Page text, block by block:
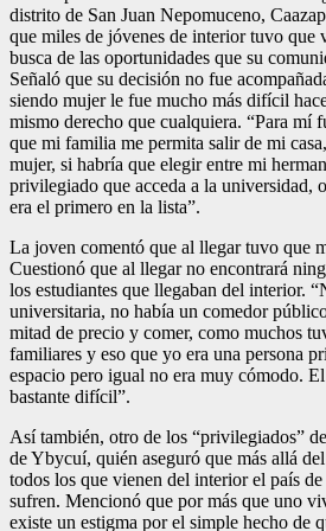
distrito de San Juan Nepomuceno,
que miles de jóvenes de interior tuvo que
busca de las oportunidades que su
Señaló que su decisión no fue
siendo mujer le fue mucho más difícil
mismo derecho que cualquiera. “Para mí
que mi familia me permita salir de mi
mujer, si habría que elegir entre mi
privilegiado que acceda a la universidad,
era el primero en la lista”.
La joven comentó que al llegar tuvo que
Cuestionó que al llegar no encontrará
los estudiantes que llegaban del interior.
universitaria, no había un comedor
mitad de precio y comer, como muchos
familiares y eso que yo era una persona
espacio pero igual no era muy cómodo.
bastante difícil”.
Así también, otro de los “privilegiados”
de Ybycuí, quién aseguró que más allá
todos los que vienen del interior el país
sufren. Mencionó que por más que uno
existe un estigma por el simple hecho de